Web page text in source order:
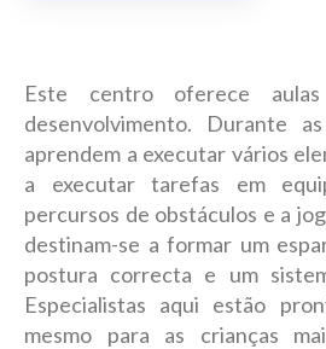
Este centro oferece
desenvolvimento. Durante
aprendem a executar vários
a executar tarefas em
percursos de obstáculos e a
destinam-se a formar um
postura correcta e um
Especialistas aqui estão
mesmo para as crianças